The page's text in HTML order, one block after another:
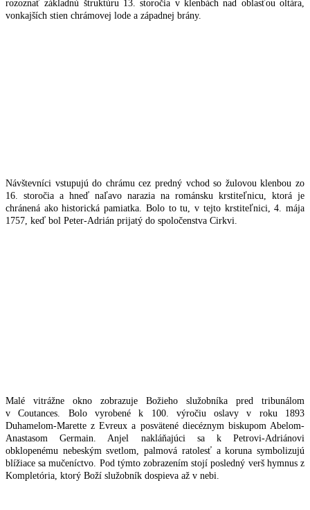
rozoznať základnú štruktúru 13. storočia v klenbách nad oblasťou oltára,
vonkajších stien chrámovej lode a západnej brány.
Návštevníci vstupujú do chrámu cez predný vchod so žulovou klenbou zo
16. storočia a hneď naľavo narazia na románsku krstiteľnicu, ktorá je
chránená ako historická pamiatka. Bolo to tu, v tejto krstiteľnici, 4. mája
1757, keď bol Peter-Adrián prijatý do spoločenstva Cirkvi.
Malé vitrážne okno zobrazuje Božieho služobníka pred tribunálom
v Coutances. Bolo vyrobené k 100. výročiu oslavy v roku 1893
Duhamelom-Marette z Evreux a posvätené diecéznym biskupom Abelom-
Anastasom Germain. Anjel nakláňajúci sa k Petrovi-Adriánovi
obklopenému nebeským svetlom, palmová ratolesť a koruna symbolizujú
blížiace sa mučeníctvo. Pod týmto zobrazením stojí posledný verš hymnus z
Kompletória, ktorý Boží služobník dospieva až v nebi.